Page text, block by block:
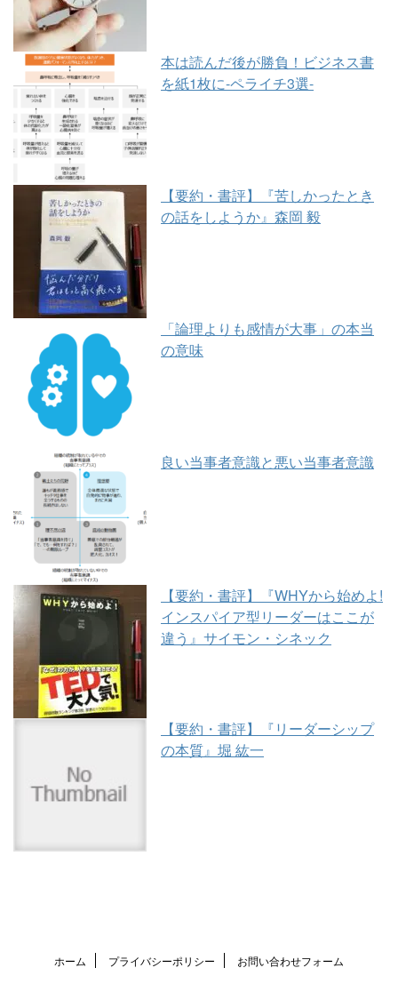
本は読んだ後が勝負！ビジネス書
を紙1枚に-ペライチ3選-
【要約・書評】『苦しかったとき
の話をしようか』森岡 毅
「論理よりも感情が大事」の本当
の意味
良い当事者意識と悪い当事者意識
【要約・書評】『WHYから始めよ!
インスパイア型リーダーはここが
違う』サイモン・シネック
【要約・書評】『リーダーシップ
の本質』堀 紘一
ホーム プライバシーポリシー お問い合わせフォーム